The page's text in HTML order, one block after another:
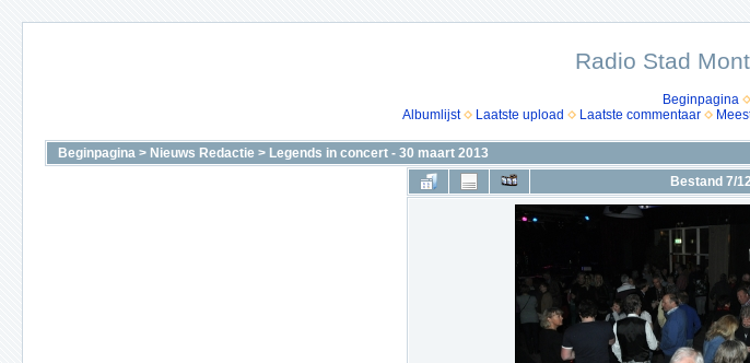
Radio Stad
Beginpagina
Albumlijst
Laatste upload Laatste commentaar
Beginpagina > Nieuws Redactie > Legends in concert - 30 maart 2013
Bestand 7/